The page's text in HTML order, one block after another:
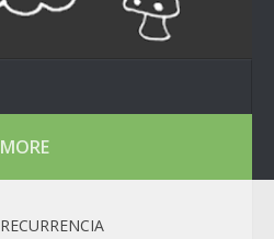
MORE
RECURRENCIA